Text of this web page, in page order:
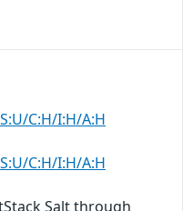
C:H/I:H/A:H
C:H/I:H/A:H
Salt through